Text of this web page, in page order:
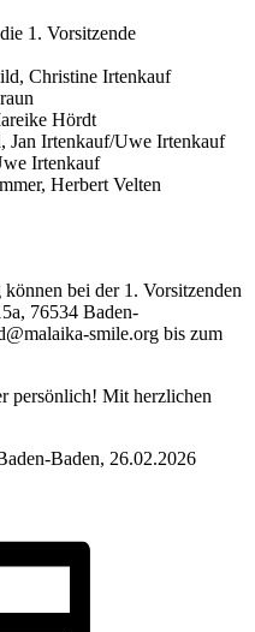
1. Vorsitzende
Christine Irtenkauf
Hördt
Jan Irtenkauf/Uwe Irtenkauf
Irtenkauf
Herbert Velten
bei der 1. Vorsitzenden
76534 Baden-
smile.org bis zum
persönlich! Mit herzlichen
Baden, 26.02.2026